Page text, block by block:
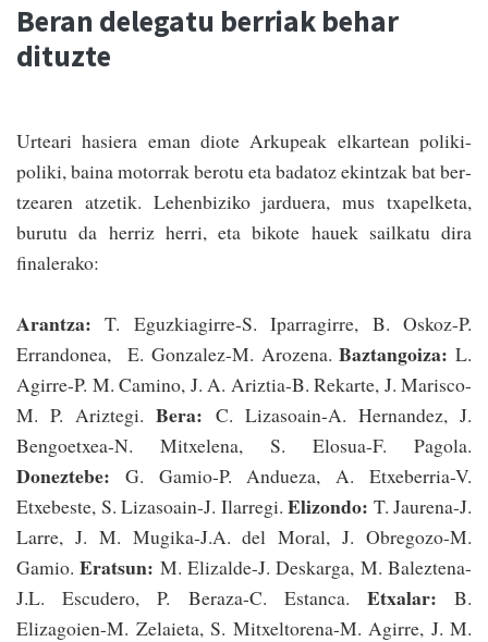
Beran delegatu berriak behar
dituzte
Urteari hasiera eman diote Arkupeak elkartean poliki-
poliki, baina motorrak berotu eta badatoz ekintzak bat ber­
tzearen atzetik. Lehenbiziko jarduera, mus txapelketa,
burutu da he­rriz herri, eta bikote hauek sailkatu dira
finalerako:
Arantza: T. Eguzkiagirre-S. Iparragirre, B. Oskoz-P.
Errandonea, E. Gonzalez-M. Arozena.Baztangoiza:L.
Agirre-P. M. Camino, J. A. Ariztia-B. Rekarte, J. Marisco-
M. P. Ariztegi.Bera: C. Lizasoain-A. Hernandez, J.
Bengoetxea-N. Mitxelena, S. Elosua-F. Pagola.
Doneztebe: G. Gamio-P. Andueza, A. Etxeberria-V.
Etxebeste, S. Lizasoain-J. Ilarregi. Elizondo: T. Jaurena-J.
Larre, J. M. Mugika-J.A. del Moral, J. Obregozo-M.
Gamio.Eratsun: M. Elizalde-J. Deskarga, M. Baleztena-
J.L. Escudero, P. Beraza-C. Estanca. Etxalar: B.
Elizagoien-M. Zelaieta, S. Mitxel­torena-M. Agirre, J. M.